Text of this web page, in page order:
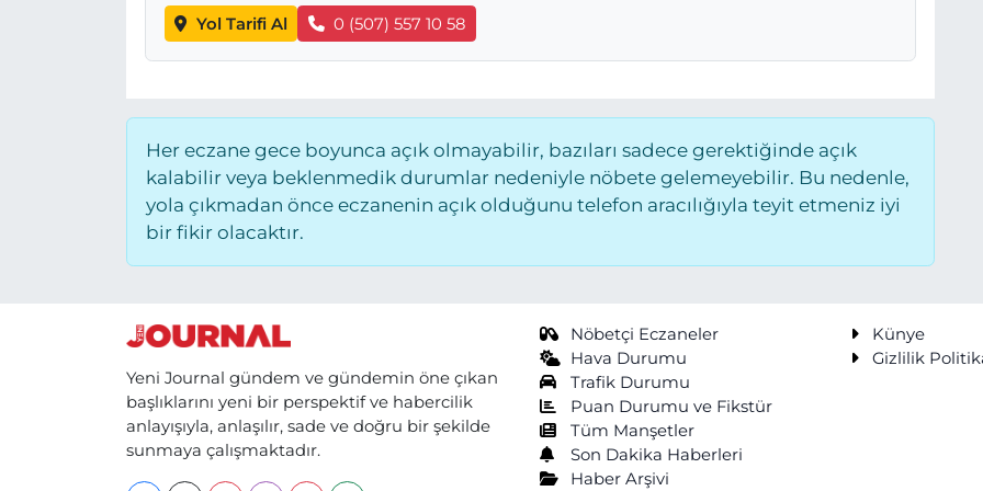
Yol Tarifi Al 0 (507) 557 10 58
Her eczane gece boyunca açık olmayabilir, bazıları sadece gerektiğinde açık
kalabilir veya beklenmedik durumlar nedeniyle nöbete gelemeyebilir. Bu nedenle,
yola çıkmadan önce eczanenin açık olduğunu telefon aracılığıyla teyit etmeniz iyi
bir fikir olacaktır.
Yeni Journal gündem ve gündemin öne çıkan
başlıklarını yeni bir perspektif ve habercilik
anlayışıyla, anlaşılır, sade ve doğru bir şekilde
sunmaya çalışmaktadır.
Nöbetçi Eczaneler
Hava Durumu
Trafik Durumu
Puan Durumu ve Fikstür
Tüm Manşetler
Son Dakika Haberleri
Haber Arşivi
Künye
Gizlilik